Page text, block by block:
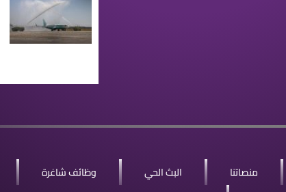
منصاتنا البث الحي وظائف شاغرة